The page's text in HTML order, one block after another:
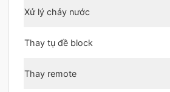
Xử lý chảy nước
Thay tụ đề block
Thay remote